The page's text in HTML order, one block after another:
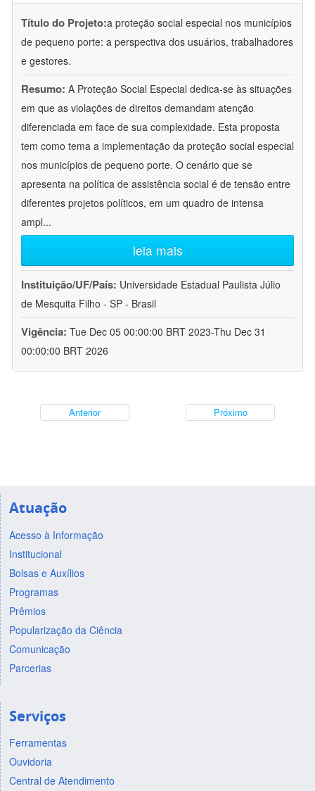
Título do Projeto:a proteção social especial nos municípios
de pequeno porte: a perspectiva dos usuários, trabalhadores
e gestores.
Resumo: A Proteção Social Especial dedica-se às situações
em que as violações de direitos demandam atenção
diferenciada em face de sua complexidade. Esta proposta
tem como tema a implementação da proteção social especial
nos municípios de pequeno porte. O cenário que se
apresenta na política de assistência social é de tensão entre
diferentes projetos políticos, em um quadro de intensa
ampl...
leia mais
Instituição/UF/País: Universidade Estadual Paulista Júlio
de Mesquita Filho - SP - Brasil
Vigência: Tue Dec 05 00:00:00 BRT 2023-Thu Dec 31
00:00:00 BRT 2026
Anterior Próximo
Atuação
Acesso à Informação
Institucional
Bolsas e Auxílios
Programas
Prêmios
Popularização da Ciência
Comunicação
Parcerias
Serviços
Ferramentas
Ouvidoria
Central de Atendimento